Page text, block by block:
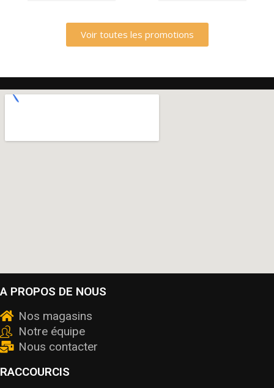
Voir toutes les promotions
A PROPOS DE NOUS
Nos magasins
Notre équipe
Nous contacter
RACCOURCIS